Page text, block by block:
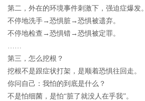
第二，外在的环境事件刺激下，强迫症爆发。
不停地洗手→恐惧脏→恐惧被遗弃。
不停地检查→恐惧错→恐惧被定罪。
……
第三，怎么挖根？
挖根不是跟症状打架，是顺着恐惧往回走。
你问自己：我怕的到底是什么？
不是怕细菌，是怕“脏了就没人在乎我”。